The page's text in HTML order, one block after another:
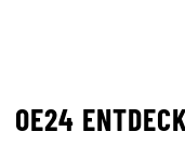
OE24